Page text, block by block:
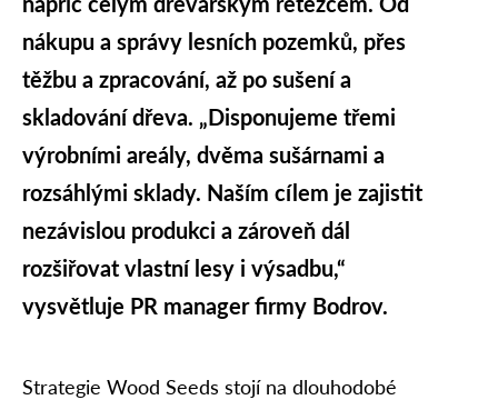
nákupu a správy lesních pozemků, přes
těžbu a zpracování, až po sušení a
skladování dřeva. „Disponujeme třemi
výrobními areály, dvěma sušárnami a
rozsáhlými sklady. Naším cílem je zajistit
nezávislou produkci a zároveň dál
rozšiřovat vlastní lesy i výsadbu,“
vysvětluje PR manager firmy Bodrov.
Strategie Wood Seeds stojí na dlouhodobé